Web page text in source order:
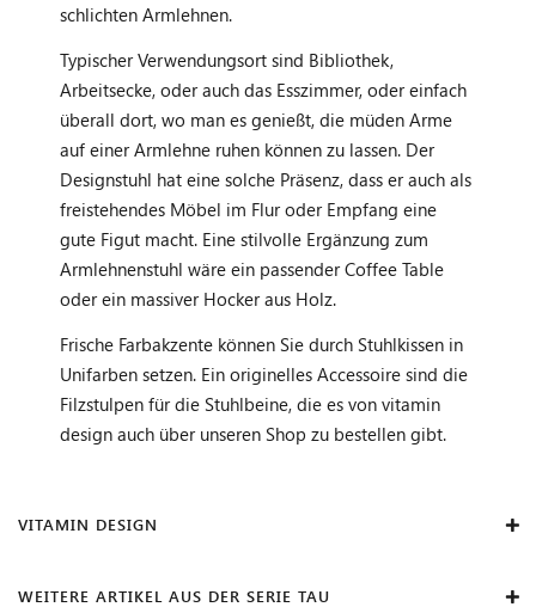
schlichten Armlehnen.
Typischer Verwendungsort sind Bibliothek,
Arbeitsecke, oder auch das Esszimmer, oder einfach
überall dort, wo man es genießt, die müden Arme
auf einer Armlehne ruhen können zu lassen. Der
Designstuhl hat eine solche Präsenz, dass er auch als
freistehendes Möbel im Flur oder Empfang eine
gute Figut macht. Eine stilvolle Ergänzung zum
Armlehnenstuhl wäre ein passender Coffee Table
oder ein massiver Hocker aus Holz.
Frische Farbakzente können Sie durch Stuhlkissen in
Unifarben setzen. Ein originelles Accessoire sind die
Filzstulpen für die Stuhlbeine, die es von vitamin
design auch über unseren Shop zu bestellen gibt.
VITAMIN DESIGN
WEITERE ARTIKEL AUS DER SERIE TAU